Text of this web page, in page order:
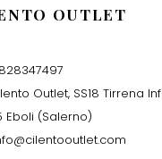
OUTLET
Outlet, SS18 Tirrena
Eboli (Salerno)